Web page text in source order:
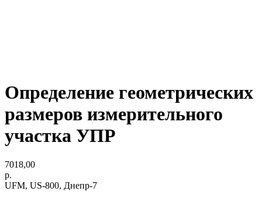
Определение геометрических
размеров измерительного
участка УПР
7018,00
р.
UFM, US-800, Днепр-7